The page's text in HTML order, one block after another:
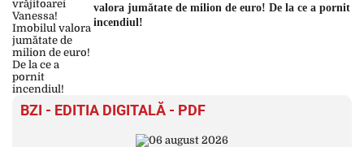
valora jumătate de milion de euro! De la ce a pornit
incendiul!
BZI - EDITIA DIGITALĂ - PDF